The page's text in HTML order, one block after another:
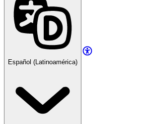
Español (Latinoamérica)